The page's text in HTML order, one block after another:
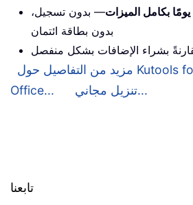
— بدون تسجيل،
بدون بطاقة ائتمان
بشراء الإضافات بشكل منفصل
مزيد من التفاصيل حول Kutools for
Office...
تنزيل مجاني...
تابعنا